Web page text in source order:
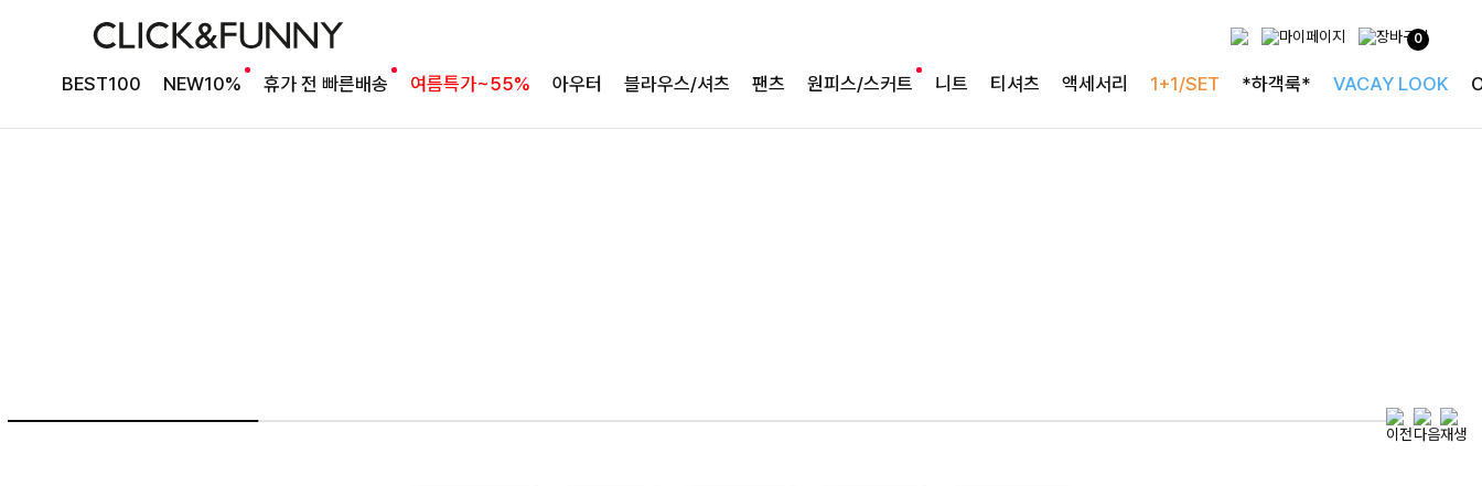
0
BEST100 NEW10% 휴가 전 빠른배송 여름특가~55% 아우터 블라우스/셔츠 팬츠 원피스/스커트 니트 티셔츠 액세서리 1+1/SET *하객룩* VACAY LOOK
여름의 끝을 완성할
감각적인 원피스
특별한 날을 빛내는
하객룩의 정석